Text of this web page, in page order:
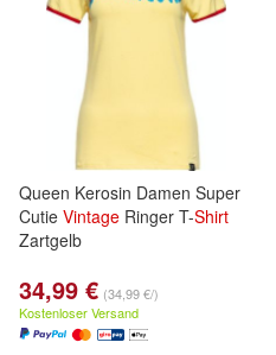
Queen Kerosin Damen Super
Cutie Vintage Ringer T-Shirt
Zartgelb
34,99 € (34,99 €/)
Kostenloser Versand